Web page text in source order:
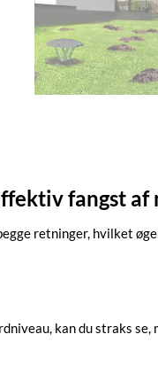
fangst af
retninger, hvilket
kan du straks